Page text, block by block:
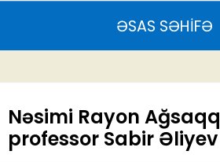
Nəsimi Rayon
professor Sabir